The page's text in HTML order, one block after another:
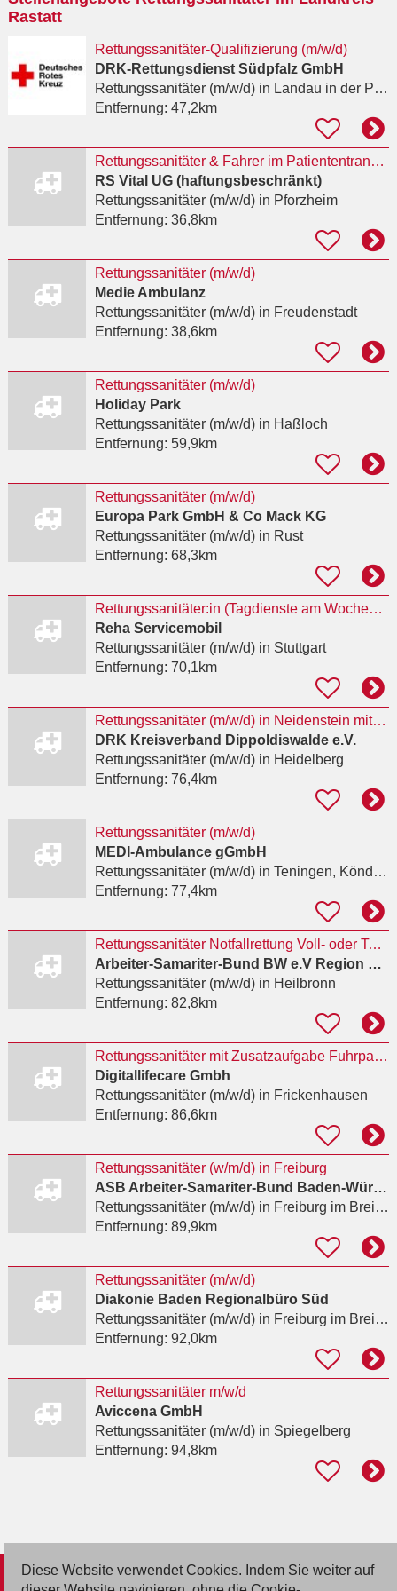
Rastatt
Rettungssanitäter-Qualifizierung (m/w/d)
DRK-Rettungsdienst Südpfalz GmbH
Rettungssanitäter (m/w/d)in Landau in der Pfalz
Entfernung: 47,2km
Rettungssanitäter & Fahrer im Patiententransport
RS Vital UG (haftungsbeschränkt)
Rettungssanitäter (m/w/d)in Pforzheim
Entfernung: 36,8km
Rettungssanitäter (m/w/d)
Medie Ambulanz
Rettungssanitäter (m/w/d)in Freudenstadt
Entfernung: 38,6km
Rettungssanitäter (m/w/d)
Holiday Park
Rettungssanitäter (m/w/d)in Haßloch
Entfernung: 59,9km
Rettungssanitäter (m/w/d)
Europa Park GmbH & Co Mack KG
Rettungssanitäter (m/w/d)in Rust
Entfernung: 68,3km
Rettungssanitäter:in (Tagdienste am Wochenende) - Stuttgart
Reha Servicemobil
Rettungssanitäter (m/w/d)in Stuttgart
Entfernung: 70,1km
Rettungssanitäter (m/w/d) in Neidenstein mit einer 38,5 Stunden-Woche
DRK Kreisverband Dippoldiswalde e.V.
Rettungssanitäter (m/w/d)in Heidelberg
Entfernung: 76,4km
Rettungssanitäter (m/w/d)
MEDI-Ambulance gGmbH
Rettungssanitäter (m/w/d)in Teningen, Köndringen
Entfernung: 77,4km
Rettungssanitäter Notfallrettung Voll- oder Teilzeit (m/w/d)
Arbeiter-Samariter-Bund BW e.V Region Heilbronn-Franken
Rettungssanitäter (m/w/d)in Heilbronn
Entfernung: 82,8km
Rettungssanitäter mit Zusatzaufgabe Fuhrparkkoordinator (m/w/d)
Digitallifecare Gmbh
Rettungssanitäter (m/w/d)in Frickenhausen
Entfernung: 86,6km
Rettungssanitäter (w/m/d) in Freiburg
ASB Arbeiter-Samariter-Bund Baden-Württemberg e.V. Region Südbaden
Rettungssanitäter (m/w/d)in Freiburg im Breisgau
Entfernung: 89,9km
Rettungssanitäter (m/w/d)
Diakonie Baden Regionalbüro Süd
Rettungssanitäter (m/w/d)in Freiburg im Breisgau, Altstadt
Entfernung: 92,0km
Rettungssanitäter m/w/d
Aviccena GmbH
Rettungssanitäter (m/w/d)in Spiegelberg
Entfernung: 94,8km
© 2026 Deutsche Jobmarkt GmbH
Diese Website verwendet Cookies. Indem Sie weiter auf